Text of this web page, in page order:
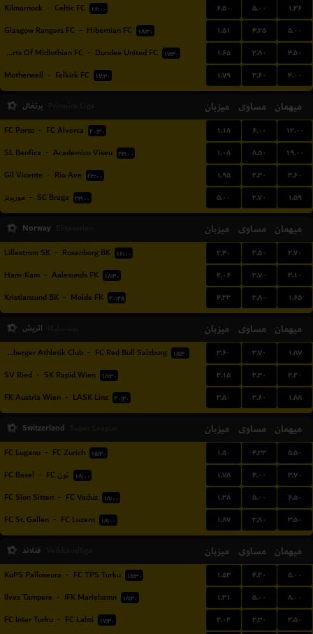
Kilmarnock - Celtic FC ۱۶:۰۰ ۶.۵۰ ۵.۰۰ ۱.۳۶
Glasgow Rangers FC - Hibernian FC ۱۸:۳۰ ۱.۵۱ ۴.۲۵ ۵.۰۰
Hearts Of Midlothian FC - Dundee United FC ۱۷:۳۰ ۱.۶۵ ۳.۸۰ ۴.۵۰
Motherwell - Falkirk FC ۱۷:۳۰ ۱.۷۹ ۳.۶۰ ۴.۰۰
پرتغال میزبان مساوی میهمان
FC Porto - FC Alverca ۲۰:۳۰ ۱.۱۸ ۶.۰۰ ۱۲.۰۰
SL Benfica - Academico Viseu ۲۳:۰۰ ۱.۰۸ ۸.۵۰ ۱۹.۰۰
Gil Vicente - Rio Ave ۲۳:۰۰ ۱.۹۵ ۳.۳۰ ۳.۶۰
موریرنز - SC Braga ۲۳:۰۰ ۵.۰۰ ۳.۷۰ ۱.۵۹
Norway میزبان مساوی میهمان
Lillestrom SK - Rosenborg BK ۱۶:۰۰ ۲.۴۰ ۳.۵۰ ۲.۷۰
Ham-Kam - Aalesunds FK ۱۸:۳۰ ۲.۰۶ ۳.۷۰ ۳.۱۰
Kristiansund BK - Molde FK ۲۰:۴۵ ۴.۳۳ ۳.۸۰ ۱.۶۵
اتریش میزبان مساوی میهمان
Wolfsberger Athletik Club - FC Red Bull Salzburg ۱۸:۳۰ ۳.۶۰ ۳.۷۰ ۱.۸۷
SV Ried - SK Rapid Wien ۱۸:۳۰ ۳.۱۵ ۳.۳۰ ۲.۲۰
FK Austria Wien - LASK Linz ۲۰:۳۰ ۳.۵۰ ۳.۶۰ ۱.۸۸
Switzerland میزبان مساوی میهمان
FC Lugano - FC Zurich ۱۵:۳۰ ۱.۵۰ ۴.۳۳ ۵.۵۰
FC Basel - تون FC ۱۸:۰۰ ۱.۷۸ ۴.۰۰ ۳.۷۰
FC Sion Sitten - FC Vaduz ۱۸:۰۰ ۱.۳۸ ۵.۰۰ ۶.۵۰
FC St. Gallen - FC Luzern ۱۸:۰۰ ۱.۸۷ ۳.۸۰ ۳.۵۰
فنلاند میزبان مساوی میهمان
KuPS Palloseura - FC TPS Turku ۱۵:۳۰ ۱.۵۳ ۴.۲۰ ۵.۰۰
Ilves Tampere - IFK Mariehamn ۱۸:۳۰ ۱.۳۱ ۵.۰۰ ۸.۰۰
FC Inter Turku - FC Lahti ۱۷:۳۰ ۲.۰۲ ۳.۳۰ ۳.۵۰